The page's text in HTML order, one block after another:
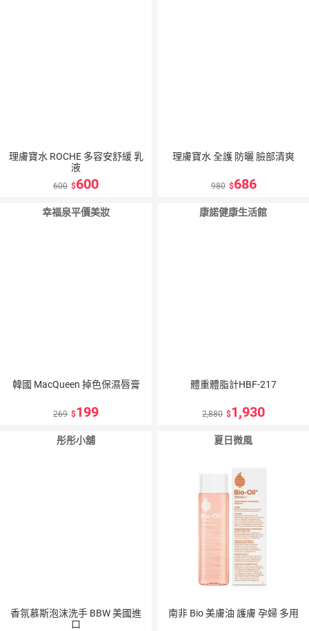
理膚寶水 ROCHE 多容安舒緩 乳
液
600 600
理膚寶水 全護 防曬 臉部清爽
980 686
幸福泉平價美妝
韓國 MacQueen 掉色保濕唇膏
269 199
康諾健康生活館
體重體脂計HBF-217
2,880 1,930
彤彤小舖
香氛慕斯泡沫洗手 BBW 美國進
口
夏日微風
南非 Bio 美膚油 護膚 孕婦 多用